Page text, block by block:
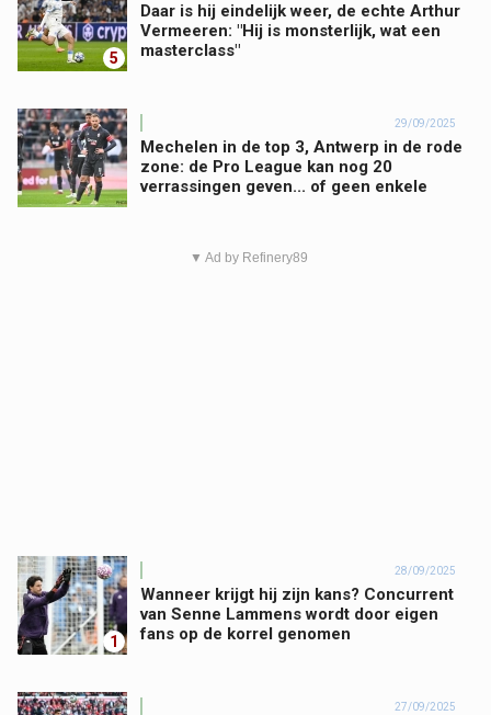
5
Daar is hij eindelijk weer, de echte Arthur
Vermeeren: "Hij is monsterlijk, wat een
masterclass"
29/09/2025
Mechelen in de top 3, Antwerp in de rode
zone: de Pro League kan nog 20
verrassingen geven... of geen enkele
▼ Ad by Refinery89
1
28/09/2025
Wanneer krijgt hij zijn kans? Concurrent
van Senne Lammens wordt door eigen
fans op de korrel genomen
27/09/2025